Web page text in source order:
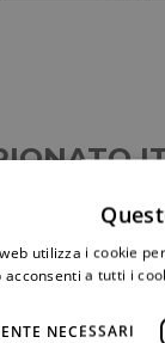
Med Napitia
maschile –
utilizza i cookie
acconsenti a tutti i
NECESSARI